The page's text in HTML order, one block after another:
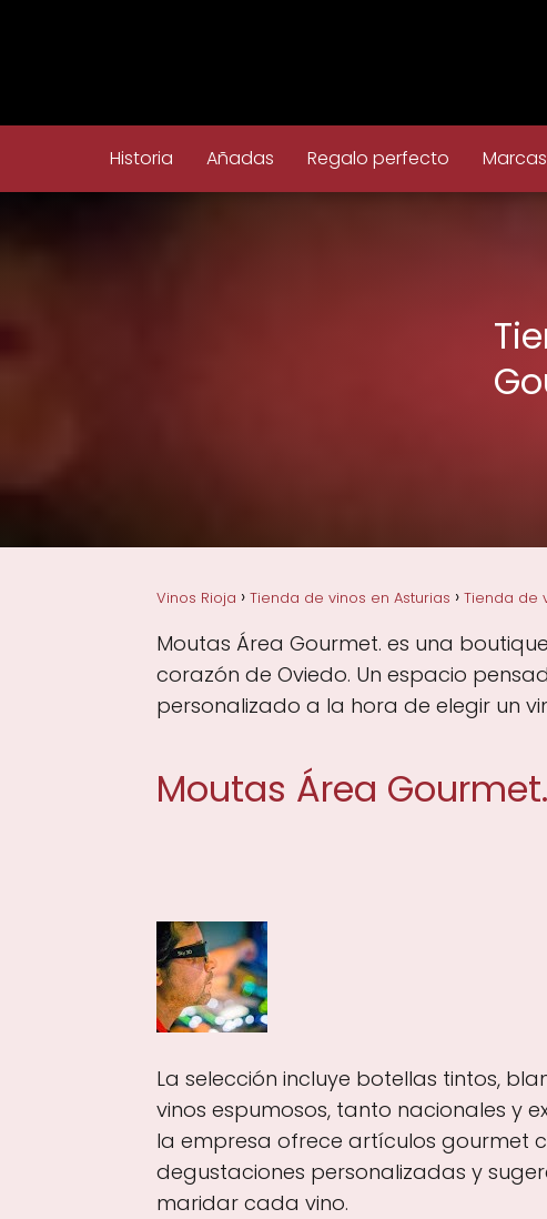
Historia Añadas Regalo perfecto Marcas
Vinos Rioja Tienda de vinos en Asturias Tienda de
Moutas Área Gourmet. es una
corazón de Oviedo. Un espacio
personalizado a la hora de elegir un
Moutas Área Gourmet.
La selección incluye botellas tintos,
vinos espumosos, tanto nacionales y
la empresa ofrece artículos gourmet
degustaciones personalizadas y
maridar cada vino.